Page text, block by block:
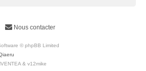
Nous contacter
© phpBB Limited
& v12mike